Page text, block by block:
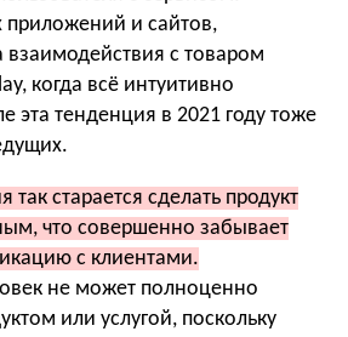
приложений и сайтов,
взаимодействия с товаром
когда всё интуитивно
эта тенденция в 2021 году тоже
так старается сделать продукт
что совершенно забывает
с клиентами.
не может полноценно
или услугой, поскольку